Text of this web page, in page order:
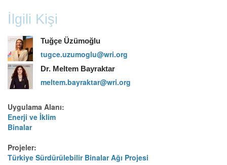
İlgili Kişi
Tuğçe Üzümoğlu
tugce.uzumoglu@wri.org
Dr. Meltem Bayraktar
meltem.bayraktar@wri.org
Uygulama Alanı:
Enerji ve İklim
Binalar
Projeler:
Türkiye Sürdürülebilir Binalar Ağı Projesi